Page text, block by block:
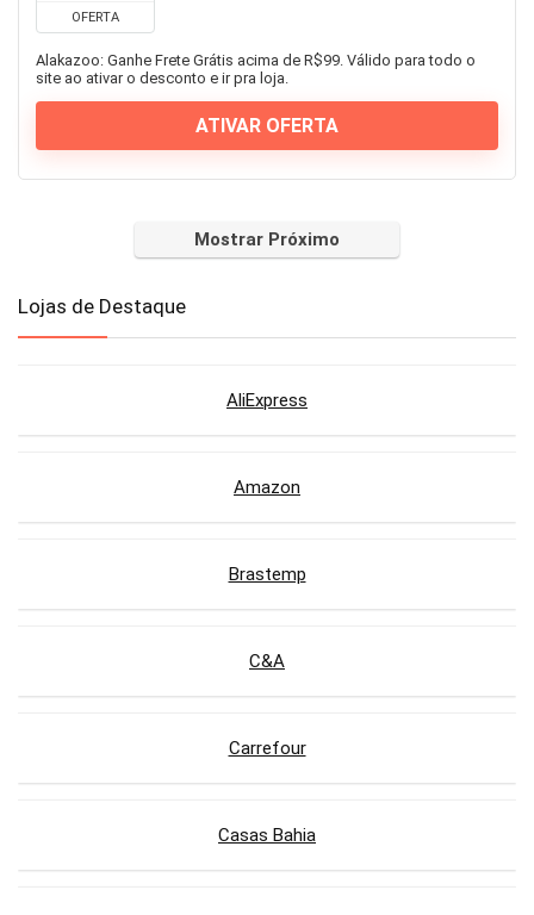
OFERTA
Alakazoo: Ganhe Frete Grátis acima de R$99. Válido para todo o
site ao ativar o desconto e ir pra loja.
ATIVAR OFERTA
Mostrar Próximo
Lojas de Destaque
AliExpress
Amazon
Brastemp
C&A
Carrefour
Casas Bahia